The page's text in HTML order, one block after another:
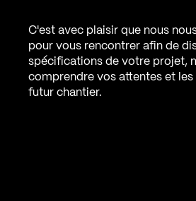
C'est avec plaisir que nous
pour vous rencontrer afin de
spécifications de votre projet,
comprendre vos attentes et
futur chantier.